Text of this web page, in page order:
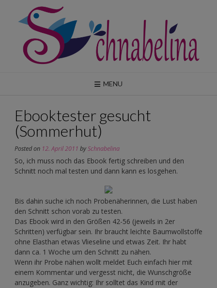
content
MENU
Ebooktester gesucht
(Sommerhut)
Posted on 12. April 2011 bySchnabelina
So, ich muss noch das Ebook fertig schreiben und den
Schnitt noch mal testen und dann kann es losgehen.
Bis dahin suche ich noch Probenäherinnen, die Lust haben
den Schnitt schon vorab zu testen.
Das Ebook wird in den Größen 42-56 (jeweils in 2er
Schritten) verfügbar sein. Ihr braucht leichte Baumwollstoffe
ohne Elasthan etwas Vlieseline und etwas Zeit. Ihr habt
dann ca. 1 Woche um den Schnitt zu nähen.
Wenn ihr Probe nähen wollt meldet Euch einfach hier mit
einem Kommentar und vergesst nicht, die Wunschgröße
anzugeben. Ganz wichtig: Ihr solltet das Kind mit der